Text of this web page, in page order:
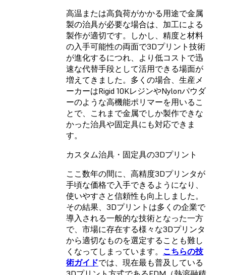
高温または高負荷がかかる用途で金属
製の治具が必要な場合は、加工による
製作が適切です。しかし、精度と材料
の入手可能性の両面で3Dプリント技術
が進化するにつれ、より低コストで迅
速な代替手段として活用できる場面が
増えてきました。多くの場合、生産メ
ーカーはRigid 10KレジンやNylonパウダ
ーのような高機能ポリマーを用いるこ
とで、これまで金属でしか製作できな
かった治具や固定具にも対応できま
す。
カスタム治具・固定具の3Dプリント
ここ数年の間に、高精度3Dプリンタが
手頃な価格で入手できるようになり、
使いやすさと信頼性も向上しました。
その結果、3Dプリントは多くの企業で
導入される一般的な技術となった一方
で、市場に存在する様々な3Dプリンタ
から適切なものを選定することも難し
くなってしまっています。 こちらの技
術ガイドでは、現在最も普及している